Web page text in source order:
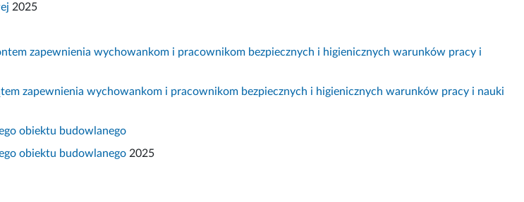
2025
zapewnienia wychowankom i pracownikom bezpiecznych i higienicznych warunków pracy i
zapewnienia wychowankom i pracownikom bezpiecznych i higienicznych warunków pracy i nauki
obiektu budowlanego
obiektu budowlanego 2025